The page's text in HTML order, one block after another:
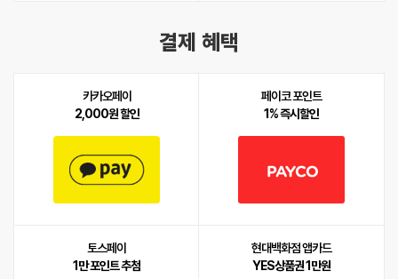
결제 혜택
카카오페이
2,000원 할인
페이코 포인트
1% 즉시할인
토스페이
1만 포인트 추첨
현대백화점 앱카드
YES상품권 1만원